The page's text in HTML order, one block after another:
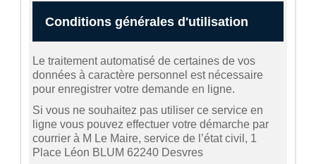
Conditions générales d'utilisation
Le traitement automatisé de certaines de vos
données à caractère personnel est nécessaire
pour enregistrer votre demande en ligne.
Si vous ne souhaitez pas utiliser ce service en
ligne vous pouvez effectuer votre démarche par
courrier à M Le Maire, service de l’état civil, 1
Place Léon BLUM 62240 Desvres